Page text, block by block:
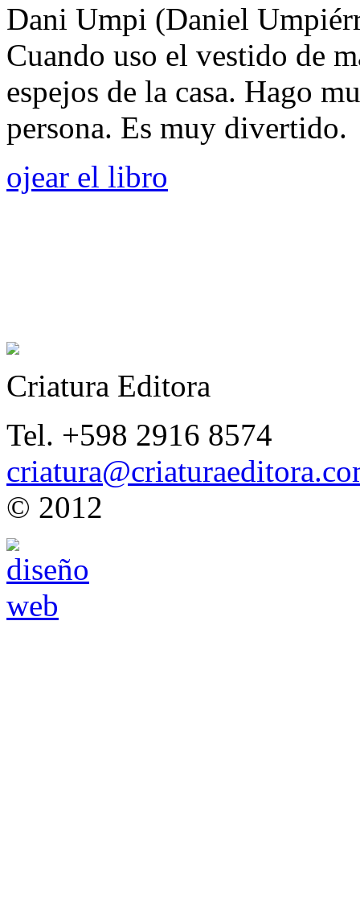
Dani Umpi (Daniel
Cuando uso el vestido de
espejos de la casa. Hago
persona. Es muy divertido.
ojear el libro
Criatura Editora
Tel. +598 2916 8574
© 2012